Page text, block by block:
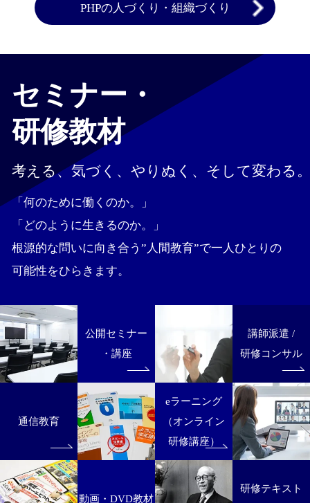
PHPの人づくり・組織づくり
セミナー・
研修教材
考える、気づく、やりぬく、 そして変わる
「何のために働くのか。」
「どのように生きるのか。」
根源的な問いに向き合う”人間教育”で一人ひとりの
可能性をひらきます。
公開セミナー
・講座
講師派遣 /
研修コンサル
通信教育
eラーニング
（オンライン
研修講座）
動画・DVD教材
研修テキスト